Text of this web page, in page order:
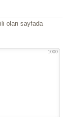
olan sayfada
1000